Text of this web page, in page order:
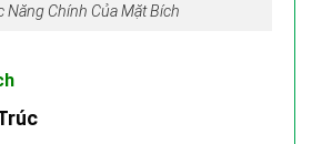
Năng Chính Của Mặt Bích